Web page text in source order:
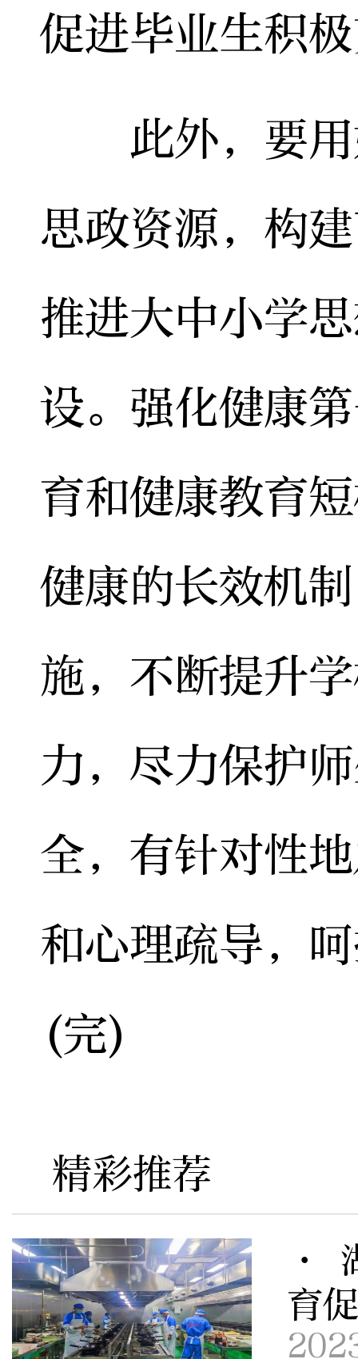
促进毕业生积
此外，要用
思政资源，构
推进大中小学
设。强化健康
育和健康教育
健康的长效机
施，不断提升
力，尽力保护
全，有针对性
和心理疏导，
(完)
精彩推荐
·
育